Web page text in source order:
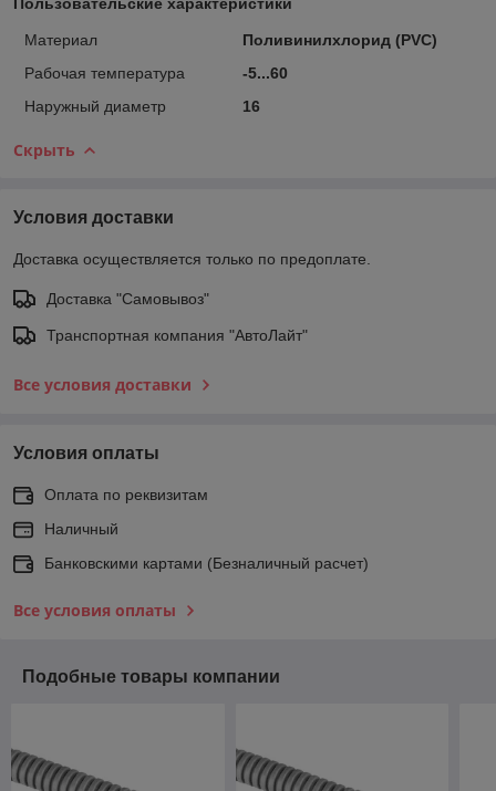
Материал
Поливинилхлорид (PVC)
Рабочая температура
-5...60
Наружный диаметр
16
Скрыть
Условия доставки
Доставка осуществляется только по предоплате.
Доставка "Самовывоз"
Транспортная компания "АвтоЛайт"
Все условия доставки
Условия оплаты
Оплата по реквизитам
Наличный
Банковскими картами (Безналичный расчет)
Все условия оплаты
Подобные товары компании